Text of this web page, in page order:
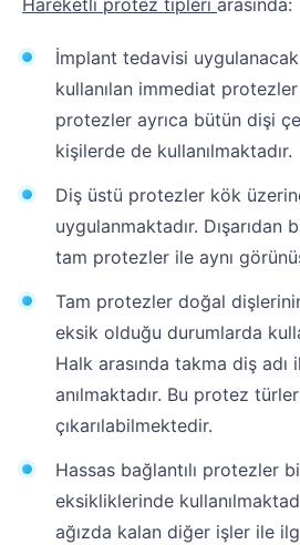
Hareketli protez tipleri arasında:
İmplant tedavisi
kullanılan immediat protezler
protezler ayrıca bütün dişi
kişilerde de kullanılmaktadır.
Diş üstü protezler kök
uygulanmaktadır. Dışarıdan
tam protezler ile aynı
Tam protezler doğal
eksik olduğu durumlarda
Halk arasında takma diş adı
anılmaktadır. Bu protez
çıkarılabilmektedir.
Hassas bağlantılı protezler
eksikliklerinde
ağızda kalan diğer işler ile